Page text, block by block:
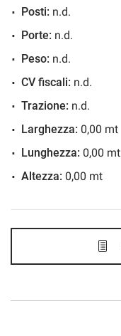
48 Mesi
676€/mese
36 Mesi
683€/mese
Posti: n.d.
Porte: n.d.
Peso: n.d.
CV fiscali: n.d.
Trazione: n.d.
Larghezza: 0,00 mt
Lunghezza: 0,00 mt
Altezza: 0,00 mt